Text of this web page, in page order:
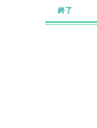
終了